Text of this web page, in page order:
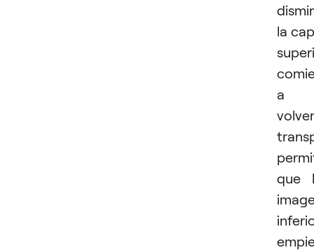
la
a
que